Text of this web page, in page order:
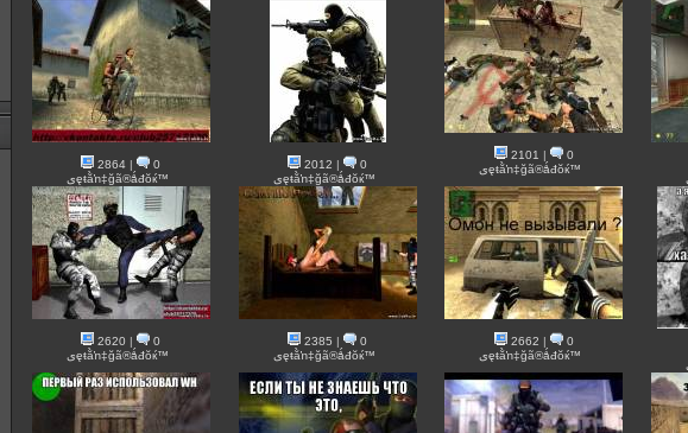
2864 |
0
ىęŧằŉ‡ğã®ǻđŏќ™
2012 |
0
ىęŧằŉ‡ğã®ǻđŏќ™
2101 |
0
ىęŧằŉ‡ğã®ǻđŏќ™
2620 |
0
ىęŧằŉ‡ğã®ǻđŏќ™
2385 |
0
ىęŧằŉ‡ğã®ǻđŏќ™
2662 |
0
ىęŧằŉ‡ğã®ǻđŏќ™